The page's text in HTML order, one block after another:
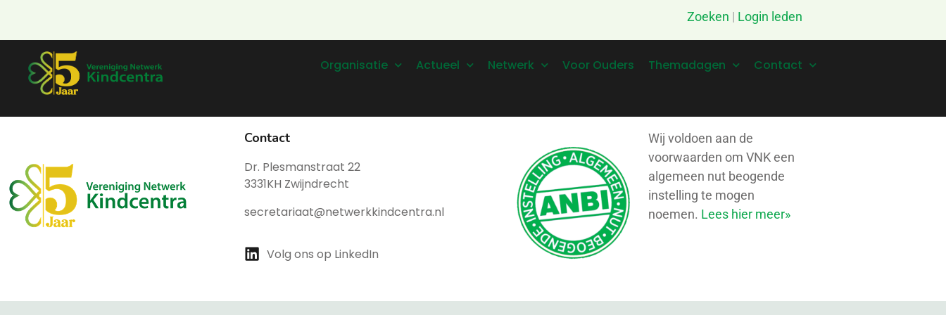
Zoeken | Login leden
Organisatie Actueel Netwerk Voor Ouders Themadagen Contact
Contact
Dr. Plesmanstraat 22
3331KH Zwijndrecht
secretariaat@netwerkkindcentra.nl
Volg ons op LinkedIn
Wij voldoen aan de
voorwaarden om VNK een
algemeen nut beogende
instelling te mogen
noemen. Lees hier meer»